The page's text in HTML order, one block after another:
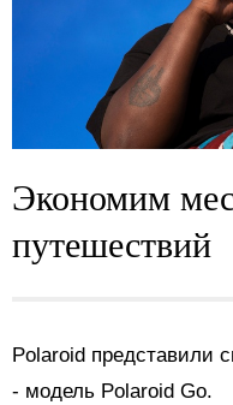
Экономим
путешествий
Polaroid представили
- модель Polaroid Go.